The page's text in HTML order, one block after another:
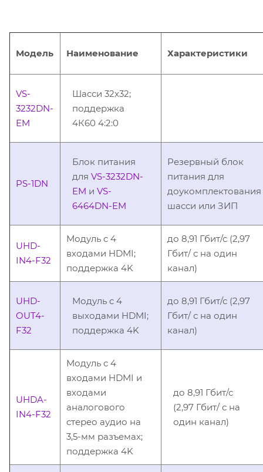
Модель Наименование Характеристики
VS-
3232DN-
EM
Шасси 32x32;
поддержка
4К60 4:2:0
PS-1DN
Блок питания
для VS-3232DN-
EM и VS-
6464DN-EM
Резервный блок
питания для
доукомплектования
шасси или ЗИП
UHD-
IN4-F32
Модуль c 4
входами HDMI;
поддержка 4K
до 8,91 Гбит/с (2,97
Гбит/ с на один
канал)
UHD-
OUT4-
F32
Модуль c 4
выходами HDMI;
поддержка 4K
до 8,91 Гбит/с (2,97
Гбит/ с на один
канал)
UHDA-
IN4-F32
Модуль c 4
входами HDMI и
входами
аналогового
стерео аудио на
3,5-мм разъемах;
поддержка 4K
до 8,91 Гбит/с
(2,97 Гбит/ с на
один канал)